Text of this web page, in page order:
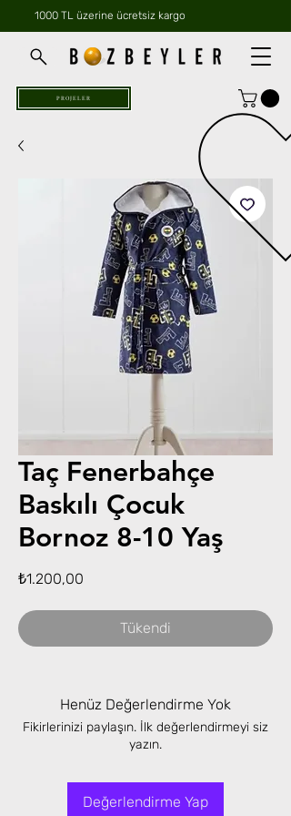
1000 TL üzerine ücretsiz kargo
PROJELER
Taç Fenerbahçe
Baskılı Çocuk
Bornoz 8-10 Yaş
₺1.200,00
Tükendi
Henüz Değerlendirme Yok
Fikirlerinizi paylaşın. İlk değerlendirmeyi siz
yazın.
Değerlendirme Yap